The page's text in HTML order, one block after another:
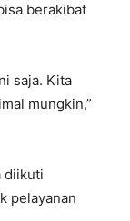
berakibat
saja. Kita
mungkin,”
diikuti
pelayanan